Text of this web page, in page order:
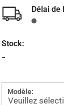
Délai de
Stock:
-
Modèle: